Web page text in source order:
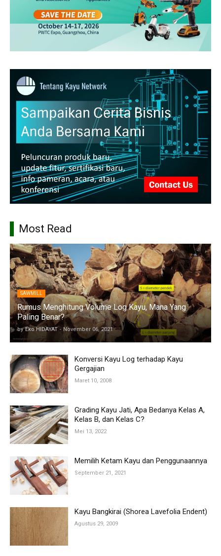
Most Read
SAWMILL
Rumus Menghitung Volume Log Kayu, Mana Yang
Paling Benar?
by Eko HIDAYAT - November 06, 2021
Konversi Kayu Log terhadap Kayu
Gergajian
Maret 10, 2008
Grading Kayu Jati, Apa Bedanya Kelas A,
Kelas B, dan Kelas C?
Mei 13, 2022
Memilih Ketam Kayu dan Penggunaannya
September 21, 2021
Kayu Bangkirai (Shorea Lavefolia Endent)
Agustus 29, 2009